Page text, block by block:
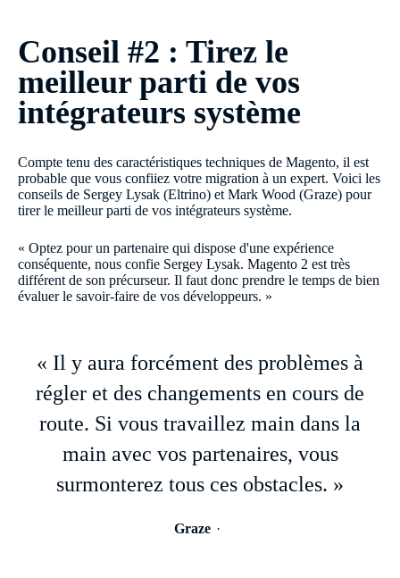
Conseil #2 : Tirez le
meilleur parti de vos
intégrateurs système
Compte tenu des caractéristiques techniques de Magento, il est
probable que vous confiiez votre migration à un expert. Voici les
conseils de Sergey Lysak (Eltrino) et Mark Wood (Graze) pour
tirer le meilleur parti de vos intégrateurs système.
« Optez pour un partenaire qui dispose d'une expérience
conséquente, nous confie Sergey Lysak. Magento 2 est très
différent de son précurseur. Il faut donc prendre le temps de bien
évaluer le savoir-faire de vos développeurs. »
« Il y aura forcément des problèmes à
régler et des changements en cours de
route. Si vous travaillez main dans la
main avec vos partenaires, vous
surmonterez tous ces obstacles. »
Graze